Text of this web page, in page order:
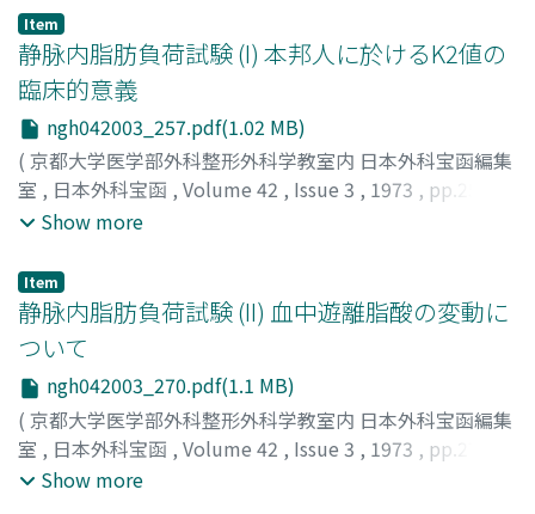
彦;TATSUTA, NORIKAZU
KIYOSHI;NOGUCHI, KAZUSHIGE; MINAMI, KAZUAKI;
BAN, TOSHIHIKO
Item
静脉内脂肪負荷試験 (I) 本邦人に於けるK2値の
臨床的意義
ngh042003_257.pdf(1.02 MB)
( 京都大学医学部外科整形外科学教室内 日本外科宝函編集
室 , 日本外科宝函 , Volume 42 , Issue 3 , 1973 , pp.257-
269)
高宣;
KATSUHIKO;TAKENAKA, MASAFUMI;YAMAZAKI,
HIDEHIRO;KOYAMA, TAKANOBU
Show more
Item
静脉内脂肪負荷試験 (II) 血中遊離脂酸の変動に
ついて
ngh042003_270.pdf(1.1 MB)
( 京都大学医学部外科整形外科学教室内 日本外科宝函編集
室 , 日本外科宝函 , Volume 42 , Issue 3 , 1973 , pp.270-
282)
Show more